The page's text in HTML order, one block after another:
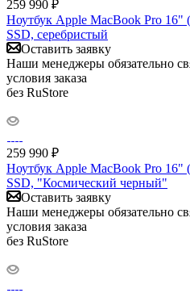
259 990 ₽
Ноутбук Apple MacBook Pro 16"
SSD, серебристый
Оставить заявку
Наши менеджеры обязательно
условия заказа
без RuStore
259 990 ₽
Ноутбук Apple MacBook Pro 16"
SSD, "Космический черный"
Оставить заявку
Наши менеджеры обязательно
условия заказа
без RuStore